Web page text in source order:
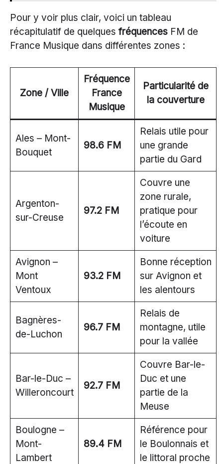
Pour y voir plus clair, voici un tableau
récapitulatif de quelques fréquences FM de
France Musique dans différentes zones :
Zone / Ville
Fréquence
France
Musique
Particularité de
la couverture
Ales – Mont-
Bouquet
98.6 FM
Relais utile pour
une grande
partie du Gard
Argenton-
sur-Creuse
97.2 FM
Couvre une
zone rurale,
pratique pour
l’écoute en
voiture
Avignon –
Mont
Ventoux
93.2 FM
Bonne réception
sur Avignon et
les alentours
Bagnères-
de-Luchon
96.7 FM
Relais de
montagne, utile
pour la vallée
Bar-le-Duc –
Willeroncourt
92.7 FM
Couvre Bar-le-
Duc et une
partie de la
Meuse
Boulogne –
Mont-
Lambert
89.4 FM
Référence pour
le Boulonnais et
le littoral proche